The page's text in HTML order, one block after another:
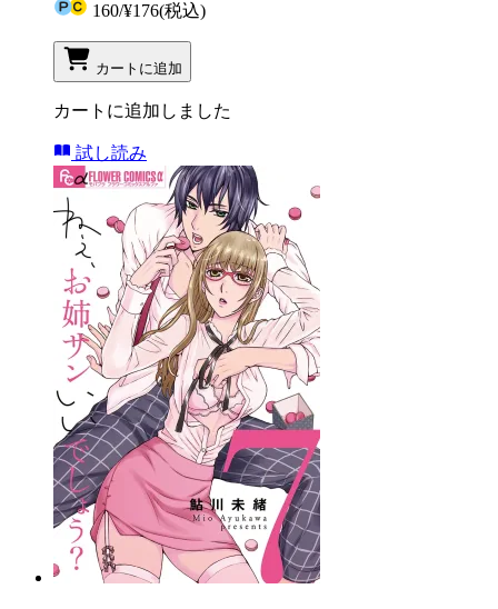
160/¥176(税込)
カートに追加
カートに追加しました
試し読み